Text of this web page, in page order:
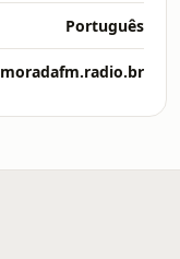
Português
moradafm.radio.br